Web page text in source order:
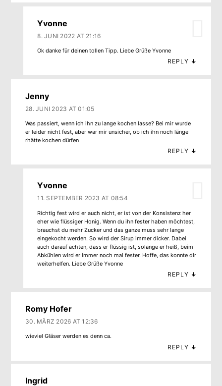
Yvonne
8. JUNI 2022 AT 21:16
Ok danke für deinen tollen Tipp. Liebe Grüße Yvonne
REPLY ↓
Jenny
28. JUNI 2023 AT 01:05
Was passiert, wenn ich ihn zu lange kochen lasse? Bei mir wurde
er leider nicht fest, aber war mir unsicher, ob ich ihn noch länge
rhätte kochen dürfen
REPLY ↓
Yvonne
11. SEPTEMBER 2023 AT 08:54
Richtig fest wird er auch nicht, er ist von der Konsistenz her
eher wie flüssiger Honig. Wenn du ihn fester haben möchtest,
brauchst du mehr Zucker und das ganze muss sehr lange
eingekocht werden. So wird der Sirup immer dicker. Dabei
auch darauf achten, dass er flüssig ist, solange er heiß, beim
Abkühlen wird er immer noch mal fester. Hoffe, das konnte dir
weiterhelfen. Liebe Grüße Yvonne
REPLY ↓
Romy Hofer
30. MÄRZ 2026 AT 12:36
wieviel Gläser werden es denn ca.
REPLY ↓
Ingrid